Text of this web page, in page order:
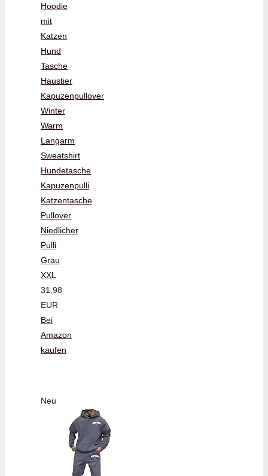
Hoodie
mit
Katzen
Hund
Tasche
Haustier
Kapuzenpullover
Winter
Warm
Langarm
Sweatshirt
Hundetasche
Kapuzenpulli
Katzentasche
Pullover
Niedlicher
Pulli
Grau
XXL
31,98
EUR
Bei
Amazon
kaufen
Neu